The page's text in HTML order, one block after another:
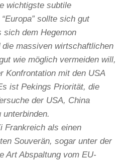
wichtigste subtile
sollte sich gut
sich dem Hegemon
die massiven wirtschaftlichen
wie möglich vermeiden will,
Konfrontation mit den USA
ist Pekings Priorität, die
der USA, China
Frankreich als einen
Souverän, sogar unter der
Art Abspaltung vom EU-